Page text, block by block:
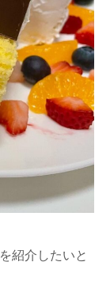
を紹介したいと